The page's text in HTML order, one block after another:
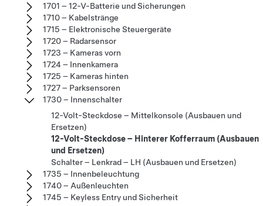
1701 – 12-V-Batterie und Sicherungen
1710 – Kabelstränge
1715 – Elektronische Steuergeräte
1720 – Radarsensor
1723 – Kameras vorn
1724 – Innenkamera
1725 – Kameras hinten
1727 – Parksensoren
1730 – Innenschalter
12-Volt-Steckdose – Mittelkonsole (Ausbauen und
Ersetzen)
12-Volt-Steckdose – Hinterer Kofferraum (Ausbauen
und Ersetzen)
Schalter – Lenkrad – LH (Ausbauen und Ersetzen)
1735 – Innenbeleuchtung
1740 – Außenleuchten
1745 – Keyless Entry und Sicherheit